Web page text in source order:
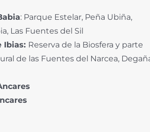
: Parque Estelar, Peña Ubiña,
Las Fuentes del Sil
Ibias: Reserva de la Biosfera y parte
de las Fuentes del Narcea,